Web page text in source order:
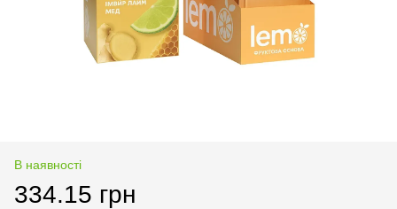
В наявності
334.15 грн